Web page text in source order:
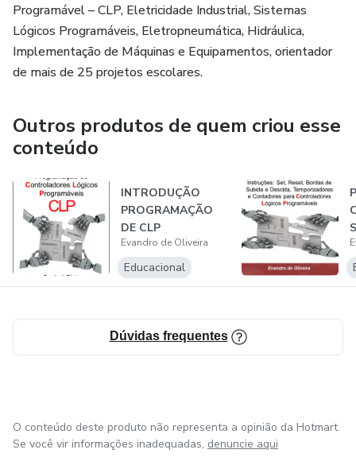
Programável – CLP, Eletricidade Industrial, Sistemas
Lógicos Programáveis, Eletropneumática, Hidráulica,
Implementação de Máquinas e Equipamentos, orientador
de mais de 25 projetos escolares.
Outros produtos de quem criou esse
conteúdo
INTRODUÇÃO
PROGRAMAÇÃO
DE CLP
Evandro de Oliveira
Educacional
Dúvidas frequentes
O conteúdo deste produto não representa a opinião da Hotmart.
Se você vir informações inadequadas, denuncie aqui